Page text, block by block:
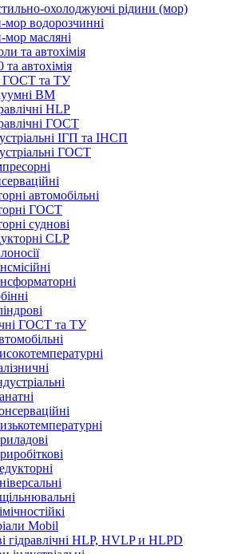
охолоджуючі рідини (мор)
мор водорозчинні
мор масляні
та автохімія
автохімія
ГОСТ та ТУ
ВМ
HLP
ГОСТ
ІГП та ІНСП
ГОСТ
автомобільні
ГОСТ
суднові
CLP
ГОСТ та ТУ
Mobil
гідравлічні HLP, HVLP и HLPD